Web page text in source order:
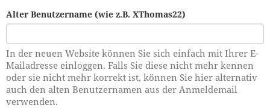
Alter Benutzername (wie z.B. XThomas22)
In der neuen Website können Sie sich einfach mit Ihrer E-
Mailadresse einloggen. Falls Sie diese nicht mehr kennen
oder sie nicht mehr korrekt ist, können Sie hier alternativ
auch den alten Benutzernamen aus der Anmeldemail
verwenden.